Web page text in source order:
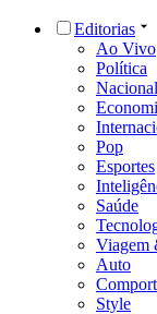
Editorias
Ao Vivo
Política
Nacional
Pop
Esportes
Saúde
Viagem
Auto
Style